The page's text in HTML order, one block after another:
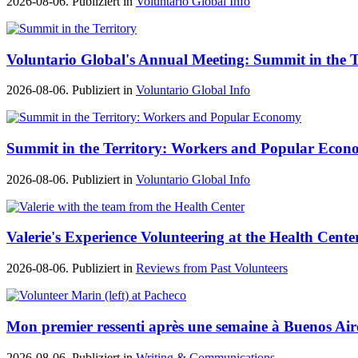
Voluntario Global's Annual Meeting: Summit in the
2026-08-06. Publiziert in Voluntario Global Info
Summit in the Territory: Workers and Popular
2026-08-06. Publiziert in Voluntario Global Info
Valerie's Experience Volunteering at the Health
2026-08-06. Publiziert in Reviews from Past Volunteers
Mon premier ressenti après une semaine à Buenos